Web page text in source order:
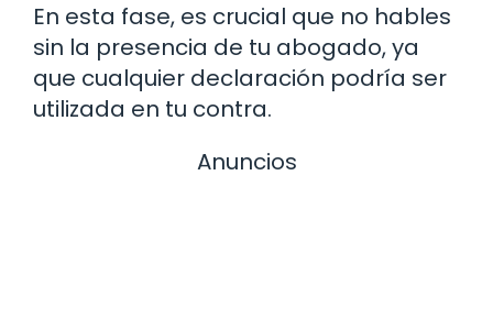
En esta fase, es crucial que no hables
sin la presencia de tu abogado, ya
que cualquier declaración podría ser
utilizada en tu contra.
Anuncios